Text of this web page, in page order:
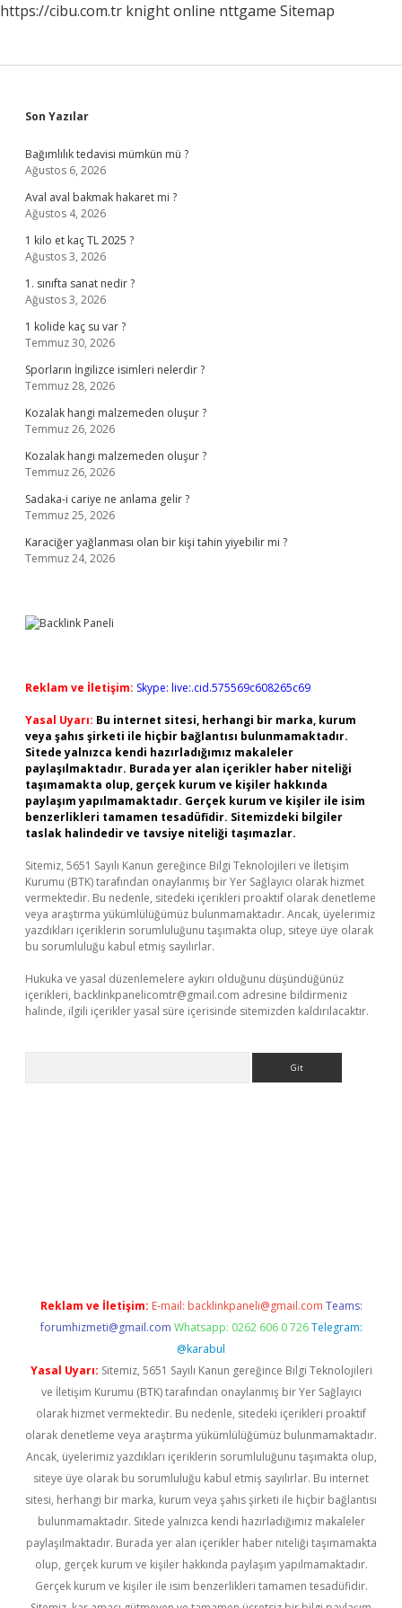
https://cibu.com.tr knight online nttgame Sitemap
Sidebar
Son Yazılar
Bağımlılık tedavisi mümkün mü ?
Ağustos 6, 2026
Aval aval bakmak hakaret mi ?
Ağustos 4, 2026
1 kilo et kaç TL 2025 ?
Ağustos 3, 2026
1. sınıfta sanat nedir ?
Ağustos 3, 2026
1 kolide kaç su var ?
Temmuz 30, 2026
Sporların İngilizce isimleri nelerdir ?
Temmuz 28, 2026
Kozalak hangi malzemeden oluşur ?
Temmuz 26, 2026
Kozalak hangi malzemeden oluşur ?
Temmuz 26, 2026
Sadaka-i cariye ne anlama gelir ?
Temmuz 25, 2026
Karaciğer yağlanması olan bir kişi tahin yiyebilir mi ?
Temmuz 24, 2026
Reklam ve İletişim: Skype: live:.cid.575569c608265c69
Yasal Uyarı: Bu internet sitesi, herhangi bir marka, kurum
veya şahıs şirketi ile hiçbir bağlantısı bulunmamaktadır.
Sitede yalnızca kendi hazırladığımız makaleler
paylaşılmaktadır. Burada yer alan içerikler haber niteliği
taşımamakta olup, gerçek kurum ve kişiler hakkında
paylaşım yapılmamaktadır. Gerçek kurum ve kişiler ile isim
benzerlikleri tamamen tesadüfidir. Sitemizdeki bilgiler
taslak halindedir ve tavsiye niteliği taşımazlar.
Sitemiz, 5651 Sayılı Kanun gereğince Bilgi Teknolojileri ve İletişim
Kurumu (BTK) tarafından onaylanmış bir Yer Sağlayıcı olarak hizmet
vermektedir. Bu nedenle, sitedeki içerikleri proaktif olarak denetleme
veya araştırma yükümlülüğümüz bulunmamaktadır. Ancak, üyelerimiz
yazdıkları içeriklerin sorumluluğunu taşımakta olup, siteye üye olarak
bu sorumluluğu kabul etmiş sayılırlar.
Hukuka ve yasal düzenlemelere aykırı olduğunu düşündüğünüz
içerikleri, backlinkpanelicomtr@gmail.com adresine bildirmeniz
halinde, ilgili içerikler yasal süre içerisinde sitemizden kaldırılacaktır.
Reklam ve İletişim: E-mail: backlinkpaneli@gmail.com Teams:
forumhizmeti@gmail.com Whatsapp: 0262 606 0 726 Telegram:
@karabul
Yasal Uyarı: Sitemiz, 5651 Sayılı Kanun gereğince Bilgi Teknolojileri
ve İletişim Kurumu (BTK) tarafından onaylanmış bir Yer Sağlayıcı
olarak hizmet vermektedir. Bu nedenle, sitedeki içerikleri proaktif
olarak denetleme veya araştırma yükümlülüğümüz bulunmamaktadır.
Ancak, üyelerimiz yazdıkları içeriklerin sorumluluğunu taşımakta olup,
siteye üye olarak bu sorumluluğu kabul etmiş sayılırlar. Bu internet
sitesi, herhangi bir marka, kurum veya şahıs şirketi ile hiçbir bağlantısı
bulunmamaktadır. Sitede yalnızca kendi hazırladığımız makaleler
paylaşılmaktadır. Burada yer alan içerikler haber niteliği taşımamakta
olup, gerçek kurum ve kişiler hakkında paylaşım yapılmamaktadır.
Gerçek kurum ve kişiler ile isim benzerlikleri tamamen tesadüfidir.